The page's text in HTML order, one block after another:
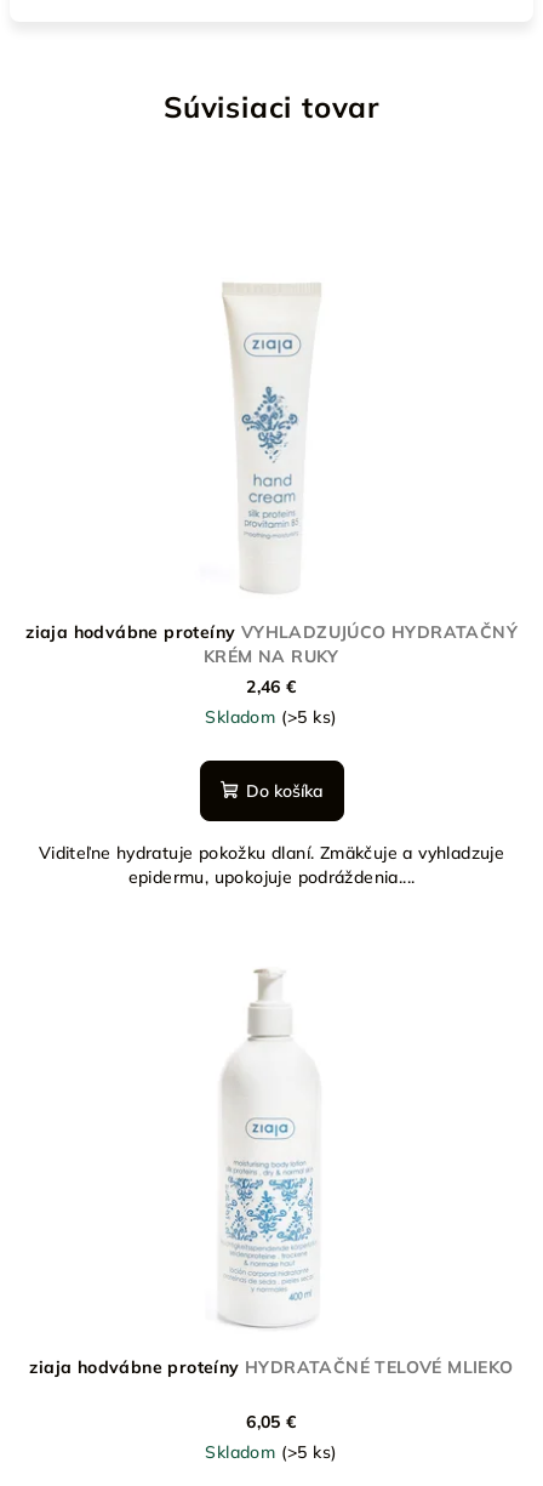
Súvisiaci tovar
ziaja hodvábne proteíny VYHLADZUJÚCO HYDRATAČNÝ
KRÉM NA RUKY
2,46 €
Skladom (>5 ks)
Do košíka
Viditeľne hydratuje pokožku dlaní. Zmäkčuje a vyhladzuje
epidermu, upokojuje podráždenia....
ziaja hodvábne proteíny HYDRATAČNÉ TELOVÉ MLIEKO
6,05 €
Skladom (>5 ks)